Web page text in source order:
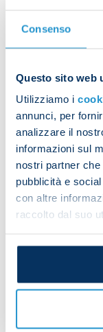
Consenso
Questo sito web
Utilizziamo i
annunci, per
analizzare il
informazioni sul
nostri partner
pubblicità e
con altre
raccolto dal suo
Friday at the
Those who
part in a
The other
three, working
technical and
small-sided
Share the
team